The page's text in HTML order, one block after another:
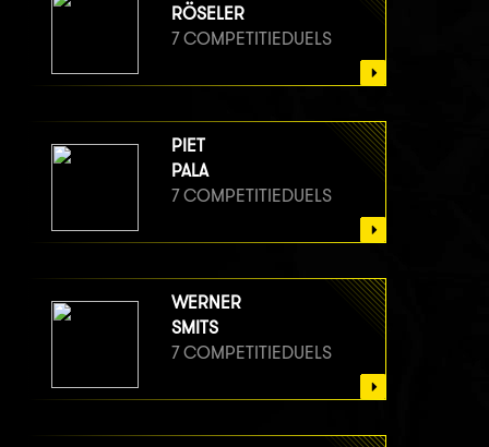
RÖSELER
7 COMPETITIEDUELS
PIET
PALA
7 COMPETITIEDUELS
WERNER
SMITS
7 COMPETITIEDUELS